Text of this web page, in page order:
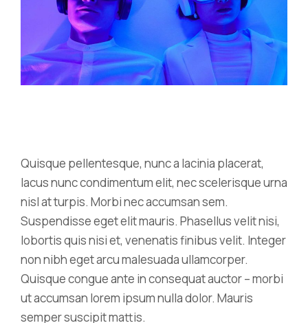
Quisque pellentesque, nunc a lacinia placerat,
lacus nunc condimentum elit, nec scelerisque urna
nisl at turpis. Morbi nec accumsan sem.
Suspendisse eget elit mauris. Phasellus velit nisi,
lobortis quis nisi et, venenatis finibus velit. Integer
non nibh eget arcu malesuada ullamcorper.
Quisque congue ante in consequat auctor – morbi
ut accumsan lorem ipsum nulla dolor. Mauris
semper suscipit mattis.